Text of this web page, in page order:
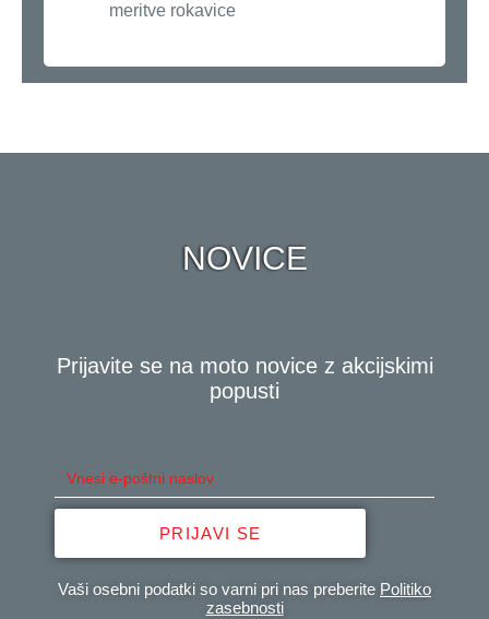
meritve rokavice
NOVICE
Prijavite se na moto novice z akcijskimi
popusti
PRIJAVI SE
Vaši osebni podatki so varni pri nas preberite Politiko
zasebnosti